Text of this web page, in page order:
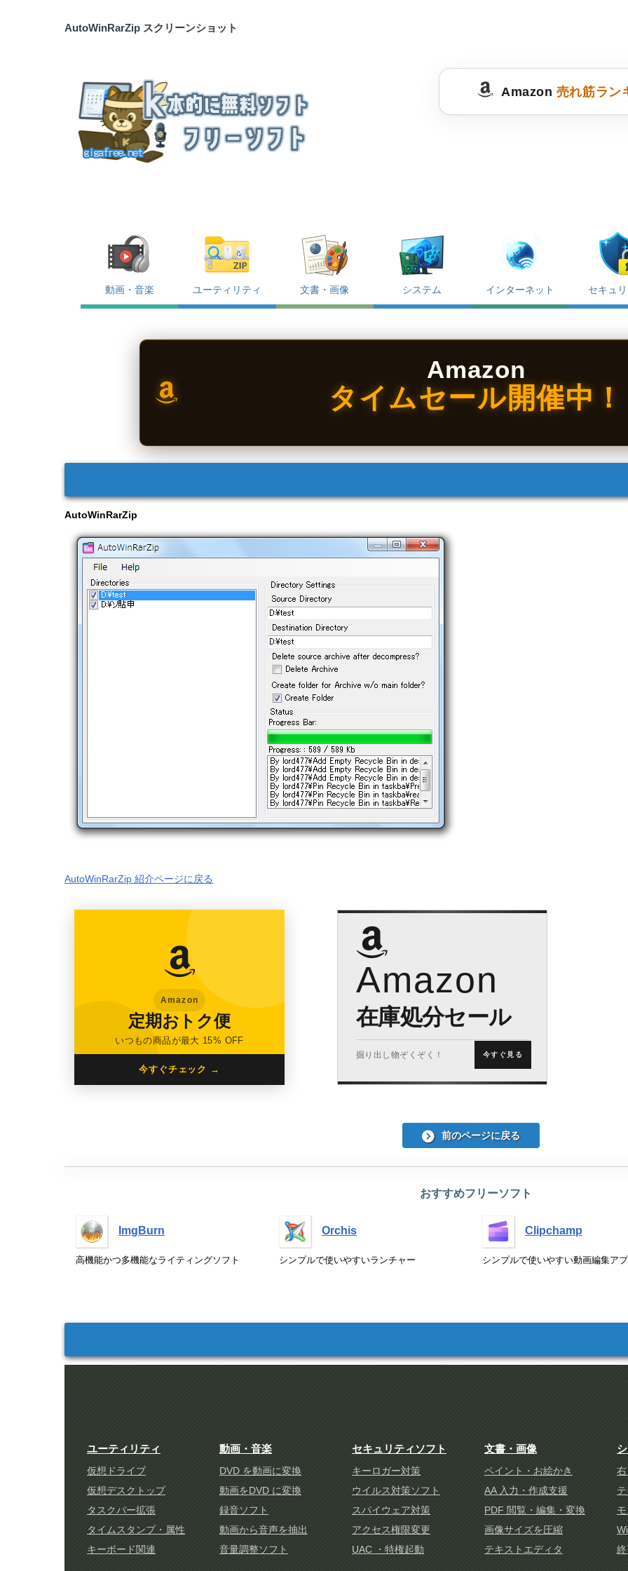
AutoWinRarZip スクリーンショット
Amazon 売れ筋ラン
動画・音楽 ユーティリティ 文書・画像 システム インターネット セキュリ
Amazon
タイムセール開催中！
AutoWinRarZip
AutoWinRarZip 紹介ページに戻る
Amazon
定期おトク便
いつもの商品が最大 15% OFF
今すぐチェック →
Amazon
在庫処分セール
掘り出し物ぞくぞく！ 今すぐ見る
前のページに戻る
おすすめフリーソフト
ImgBurn
高機能かつ多機能なライティングソフト
Orchis
シンプルで使いやすいランチャー
Clipchamp
シンプルで使いやすい動画編集アプ
ユーティリティ
仮想ドライブ
仮想デスクトップ
タスクバー拡張
タイムスタンプ・属性
キーボード関連
動画・音楽
DVD を動画に変換
動画をDVD に変換
録音ソフト
動画から音声を抽出
音量調整ソフト
セキュリティソフト
キーロガー対策
ウイルス対策ソフト
スパイウェア対策
アクセス権限変更
UAC ・特権起動
文書・画像
ペイント・お絵かき
AA 入力・作成支援
PDF 閲覧・編集・変換
画像サイズを圧縮
テキストエディタ